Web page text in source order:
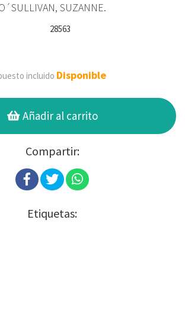
SUZANNE.
28563
incluido Disponible
Añadir al carrito
Compartir:
Etiquetas: